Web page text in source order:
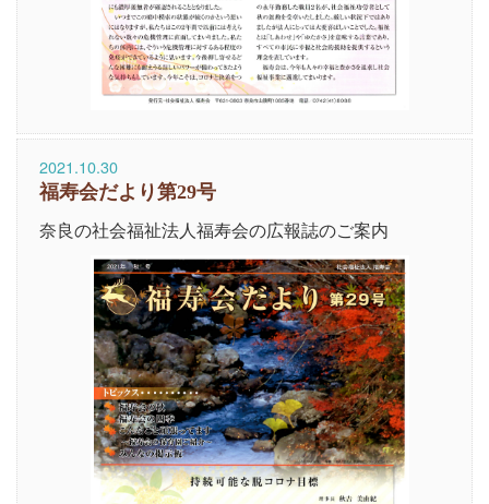
2021.10.30
福寿会だより第29号
奈良の社会福祉法人福寿会の広報誌のご案内